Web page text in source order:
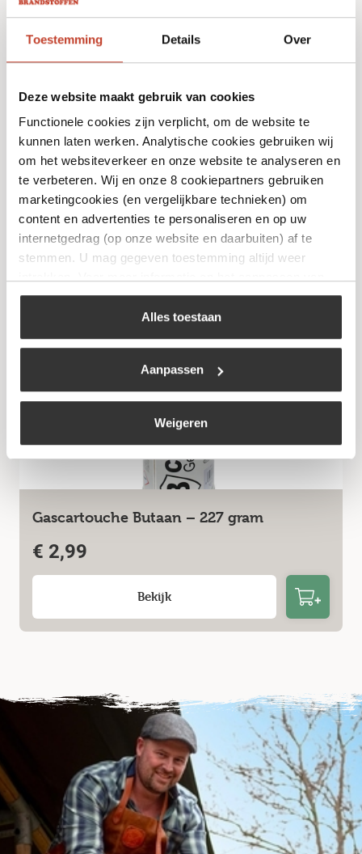
Toestemming Details Over
Deze website maakt gebruik van cookies
Functionele cookies zijn verplicht, om de website te
kunnen laten werken. Analytische cookies gebruiken wij
om het websiteverkeer en onze website te analyseren en
te verbeteren. Wij en onze 8 cookiepartners gebruiken
marketingcookies (en vergelijkbare technieken) om
content en advertenties te personaliseren en op uw
internetgedrag (op onze website en daarbuiten) af te
stemmen. U mag gegeven toestemming altijd weer
uw keuze op onze website verwijzen wij u naar ons
Alles toestaan
Aanpassen
Weigeren
Campingaz CV 300 Plus
€7,99
Bekijk
Gascartouche Butaan – 227 gram
€ 2,99
Bekijk